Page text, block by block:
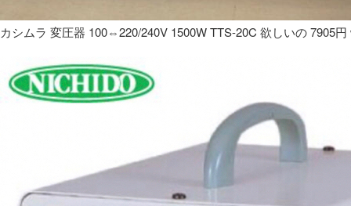
カシムラ 変圧器 100⇔220/240V 1500W TTS-20C 欲しいの 7905円